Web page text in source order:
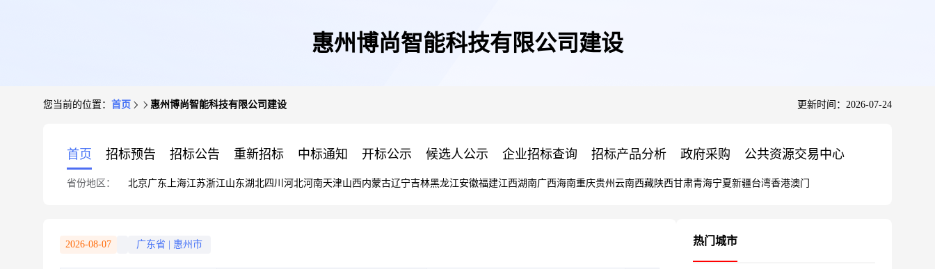
惠州博尚智能科技有限公司建设
您当前的位置： 首页 惠州博尚智能科技有限公司建设 更新时间：2026-07-24
首页 招标预告 招标公告 重新招标 中标通知 开标公示 候选人公示 企业招标查询 招标产品分析 政府采购 公共资源交易中心
省份地区： 北京广东 上海江苏浙江山东湖北四川 河北河南天津山西内蒙古辽宁吉林黑龙江安徽福建江西湖南广西海南重庆贵州 云南西藏陕西甘肃青海宁夏新疆台湾香港澳门
2026-08-07 广东省 惠州市 热门城市